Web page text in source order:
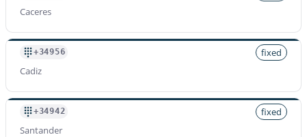
Caceres
+34956
fixed
Cadiz
+34942
fixed
Santander